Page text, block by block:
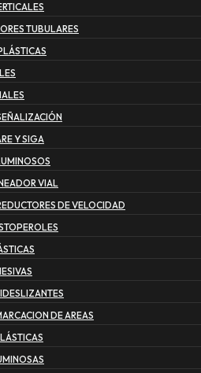
TUBULARES
Y SIGA
VIAL
DE VELOCIDAD
DE AREAS